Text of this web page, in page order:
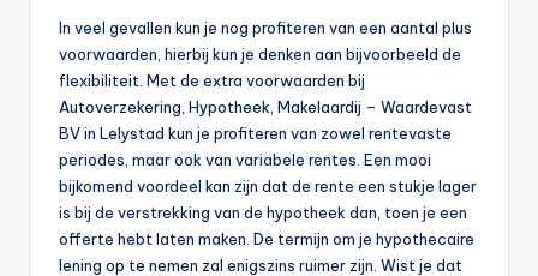
In veel gevallen kun je nog profiteren van een aantal plus
voorwaarden, hierbij kun je denken aan bijvoorbeeld de
flexibiliteit. Met de extra voorwaarden bij
Autoverzekering, Hypotheek, Makelaardij – Waardevast
BV in Lelystad kun je profiteren van zowel rentevaste
periodes, maar ook van variabele rentes. Een mooi
bijkomend voordeel kan zijn dat de rente een stukje lager
is bij de verstrekking van de hypotheek dan, toen je een
offerte hebt laten maken. De termijn om je hypothecaire
lening op te nemen zal enigszins ruimer zijn. Wist je dat